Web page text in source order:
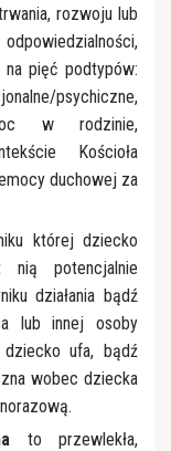
rozwoju lub
na pięć podtypów:
psychiczne,
w rodzinie,
Kościoła
duchowej za
której dziecko
potencjalnie
działania bądź
lub innej osoby
ufa, bądź
wobec dziecka
to przewlekła,